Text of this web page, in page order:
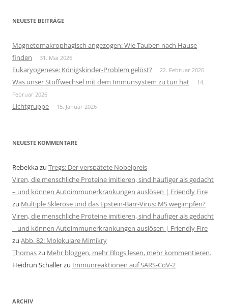
NEUESTE BEITRÄGE
Magnetomakrophagisch angezogen: Wie Tauben nach Hause
finden
31. Mai 2026
Eukaryogenese: Königskinder-Problem gelöst? 22. Februar 2026
Was unser Stoffwechsel mit dem Immunsystem zu tun hat
14.
Februar 2026
Lichtgruppe 15. Januar 2026
NEUESTE KOMMENTARE
Rebekkazu Tregs: Der verspätete Nobelpreis
Viren, die menschliche Proteine imitieren, sind häufiger als gedacht
– und können Autoimmunerkrankungen auslösen | Friendly Fire
zu Multiple Sklerose und das Epstein-Barr-Virus: MS wegimpfen?
Viren, die menschliche Proteine imitieren, sind häufiger als gedacht
– und können Autoimmunerkrankungen auslösen | Friendly Fire
zu Abb. 82: Molekulare Mimikry
Thomaszu Mehr bloggen, mehr Blogs lesen, mehr kommentieren.
Heidrun Schallerzu Immunreaktionen auf SARS-CoV-2
ARCHIV